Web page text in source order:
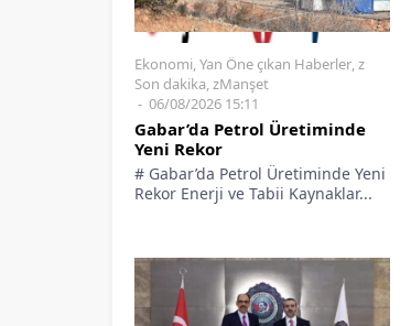
Ekonomi,Yan Öne çıkan Haberler,z
Son dakika,zManşet
06/08/2026 15:11
Gabar’da Petrol Üretiminde
Yeni Rekor
# Gabar’da Petrol Üretiminde Yeni
Rekor Enerji ve Tabii Kaynaklar...